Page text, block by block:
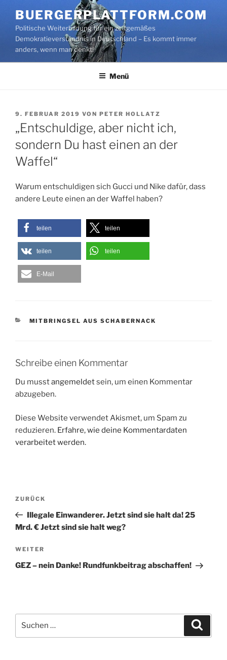
Inhalt
springen
BUERGERPLATTFORM.COM
Politische Weiterbildung für ein zeitgemäßes
Demokratieverständnis in Deutschland – Es kommt immer
anders, wenn man denkt!
Menü
VERÖFFENTLICHT
AM
9. FEBRUAR 2019 VON PETER HOLLATZ
„Entschuldige, aber nicht ich,
sondern Du hast einen an der
Waffel“
Warum entschuldigen sich Gucci und Nike dafür, dass
andere Leute einen an der Waffel haben?
teilen teilen
teilen teilen
E-Mail
KATEGORIEN
MITBRINGSEL AUS SCHABERNACK
Schreibe einen Kommentar
Du musstangemeldetsein, um einen Kommentar
abzugeben.
Diese Website verwendet Akismet, um Spam zu
reduzieren. Erfahre, wie deine Kommentardaten
verarbeitet werden.
Beitragsnavigation
Vorheriger
Beitrag
ZURÜCK
Illegale Einwanderer. Jetzt sind sie halt da! 25
Mrd. € Jetzt sind sie halt weg?
Nächster
Beitrag
WEITER
GEZ – nein Danke! Rundfunkbeitrag abschaffen!
nach: